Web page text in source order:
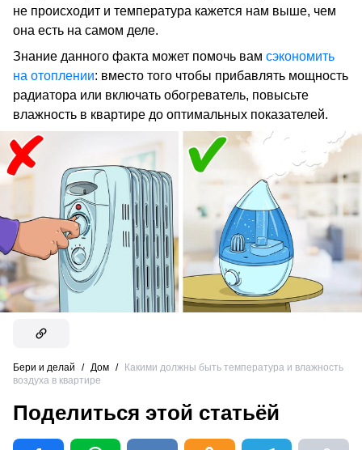
не происходит и температура кажется нам выше, чем
она есть на самом деле.
Знание данного факта может помочь вам сэкономить
на отоплении: вместо того чтобы прибавлять мощность
радиатора или включать обогреватель, повысьте
влажность в квартире до оптимальных показателей.
Бери и делай / Дом /
Какими должны быть температура и влажность
воздуха в квартире
Поделиться этой статьёй